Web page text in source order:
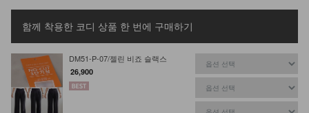
함께 착용한 코디 상품 한 번에 구매하기
DM51-P-07/젤린 비죠 슬랙스
26,900